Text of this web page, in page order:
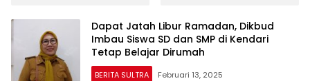
Dapat Jatah Libur Ramadan, Dikbud
Imbau Siswa SD dan SMP di Kendari
Tetap Belajar Dirumah
BERITA SULTRA Februari 13, 2025